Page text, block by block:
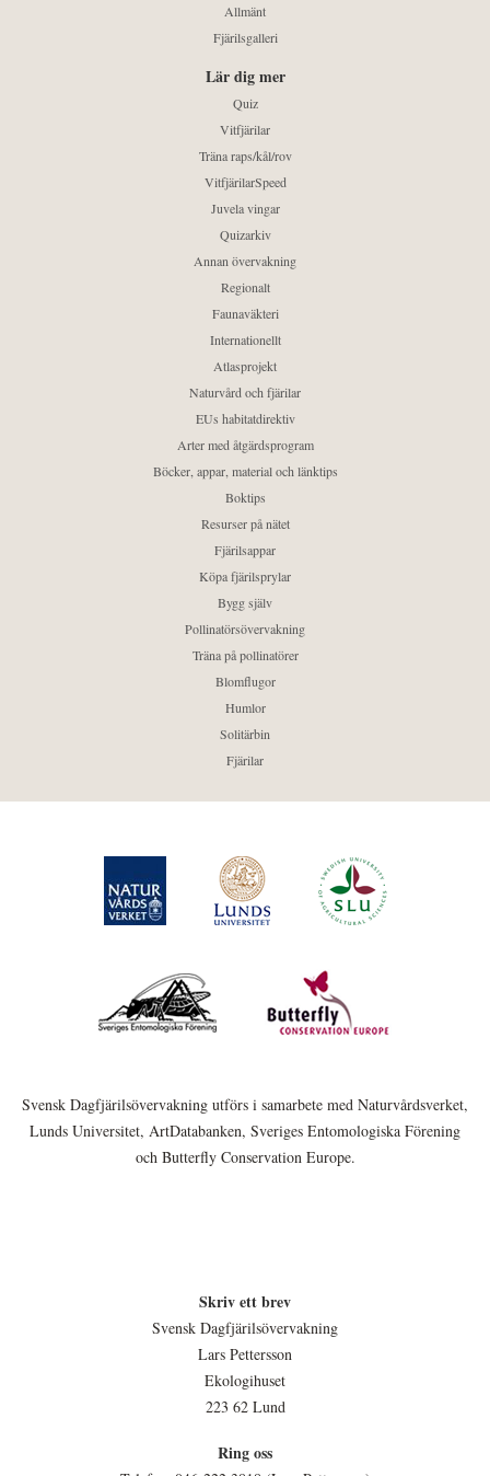
Allmänt
Fjärilsgalleri
Lär dig mer
Quiz
Vitfjärilar
Träna raps/kål/rov
VitfjärilarSpeed
Juvela vingar
Quizarkiv
Annan övervakning
Regionalt
Faunaväkteri
Internationellt
Atlasprojekt
Naturvård och fjärilar
EUs habitatdirektiv
Arter med åtgärdsprogram
Böcker, appar, material och länktips
Boktips
Resurser på nätet
Fjärilsappar
Köpa fjärilsprylar
Bygg själv
Pollinatörsövervakning
Träna på pollinatörer
Blomflugor
Humlor
Solitärbin
Fjärilar
Svensk Dagfjärilsövervakning utförs i samarbete med Naturvårdsverket,
Lunds Universitet, ArtDatabanken, Sveriges Entomologiska Förening
och Butterfly Conservation Europe.
Skriv ett brev
Svensk Dagfjärilsövervakning
Lars Pettersson
Ekologihuset
223 62 Lund
Ring oss